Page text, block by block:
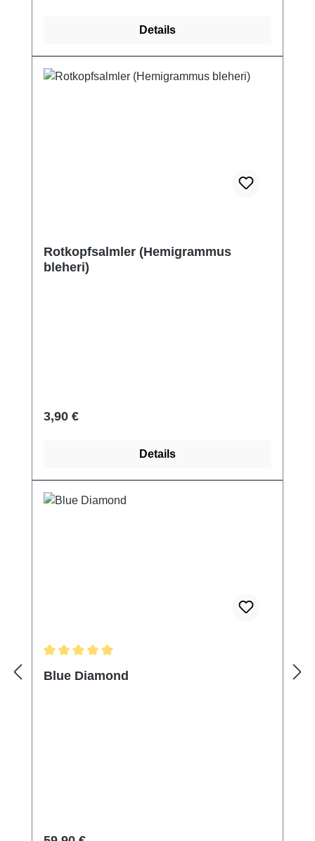
Details
Rotkopfsalmler (Hemigrammus
bleheri)
Regulärer Preis:
3,90 €
Details
Blue Diamond